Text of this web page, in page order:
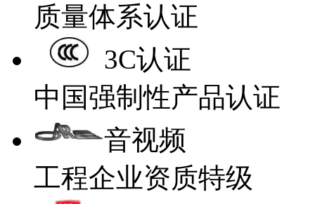
质量体系认证
3C认证
中国强制性产品认证
音视频
工程企业资质特级